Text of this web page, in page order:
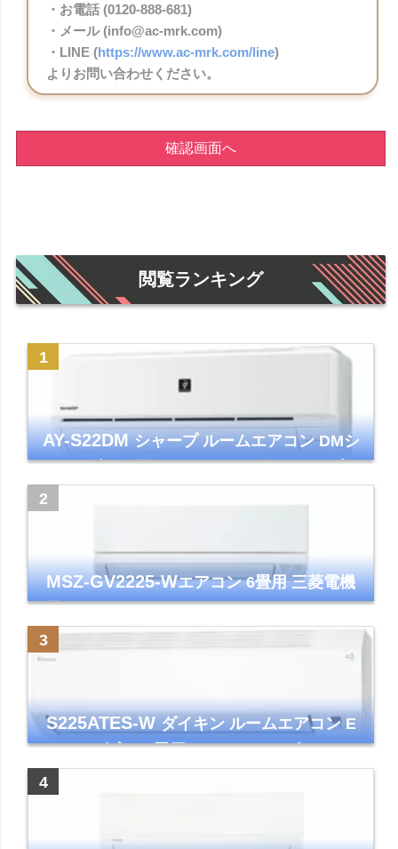
・お電話 (0120-888-681)
・メール (info@ac-mrk.com)
・LINE (https://www.ac-mrk.com/line)
よりお問い合わせください。
確認画面へ
閲覧ランキング
AY-S22DMシャープ ルームエアコン DMシ
リーズ 主に6畳 ホワイト 2024年モデル プラ
MSZ-GV2225-Wエアコン 6畳用 三菱電機
霧ヶ峰 2025年モデル GVシリーズ ピュアホ
ワイト 清潔 除湿 単相100V
S225ATES-Wダイキン ルームエアコン E
シリーズ 主に6畳用 ホワイト 2025年モデル